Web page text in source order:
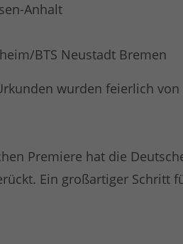
Anhalt
BTS Neustadt Bremen
wurden feierlich
Premiere hat die
Ein großartiger Schritt